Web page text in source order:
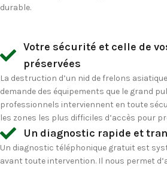
durable.
Votre sécurité et celle de
préservées
La destruction d’un nid de frelons
demande des équipements que le grand
professionnels interviennent en toute
les zones les plus difficiles d’accès pour
Un diagnostic rapide et
Un diagnostic téléphonique gratuit est
avant toute intervention. Il nous permet